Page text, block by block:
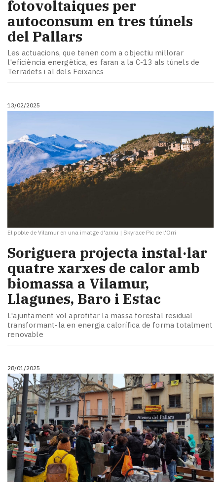
fotovoltaiques per
autoconsum en tres túnels
del Pallars
Les actuacions, que tenen com a objectiu millorar
l'eficiència energètica, es faran a la C-13 als túnels de
Terradets i al dels Feixancs
13/02/2025
El poble de Vilamur en una imatge d'arxiu | Skyrace Pic de l'Orri
Soriguera projecta instal·lar
quatre xarxes de calor amb
biomassa a Vilamur,
Llagunes, Baro i Estac
L'ajuntament vol aprofitar la massa forestal residual
transformant-la en energia calorífica de forma totalment
renovable
28/01/2025